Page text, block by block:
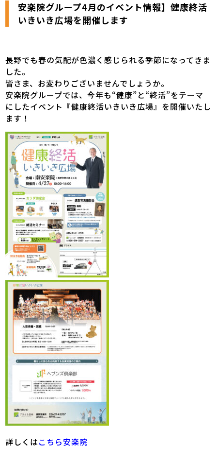
安楽院グループ4月のイベント情報】健康終活
いきいき広場を開催します
長野でも春の気配が色濃く感じられる季節になってきま
した。
皆さま、お変わりございませんでしょうか。
安楽院グループでは、今年も“健康”と“終活”をテーマ
にしたイベント『健康終活いきいき広場』を開催いたし
ます！
詳しくはこちら安楽院